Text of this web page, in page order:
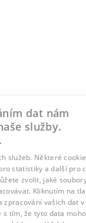
dat nám
služby.
služeb. Některé
statistiky a další pro
zvolit, jaké
Kliknutím na
zpracování vašich dat
s tím, že tyto data